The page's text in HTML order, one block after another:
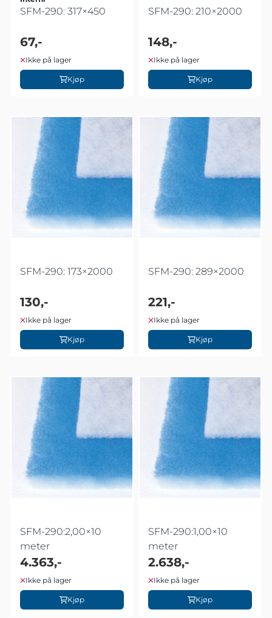
SFM-290: 317×450
67,-
Ikke på lager
Kjøp
SFM-290: 210×2000
148,-
Ikke på lager
Kjøp
SFM-290: 173×2000
130,-
Ikke på lager
Kjøp
SFM-290: 289×2000
221,-
Ikke på lager
Kjøp
SFM-290:2,00×10
meter
4.363,-
Ikke på lager
Kjøp
SFM-290:1,00×10
meter
2.638,-
Ikke på lager
Kjøp